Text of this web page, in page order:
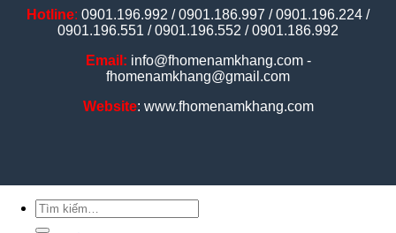
Hotline: 0901.196.992 / 0901.186.997 / 0901.196.224 /
0901.196.551 / 0901.196.552 / 0901.186.992
Email: info@fhomenamkhang.com -
fhomenamkhang@gmail.com
Website: www.fhomenamkhang.com
Tìm
kiếm: